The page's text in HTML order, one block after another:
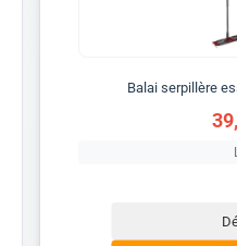
Balai serpillère